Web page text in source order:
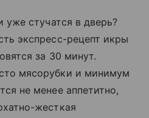
уже стучатся в дверь?
экспресс-рецепт икры
за 30 минут.
мясорубки и минимум
не менее аппетитно,
жесткая